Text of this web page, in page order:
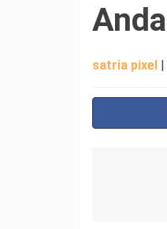
Anda
satria pixel |